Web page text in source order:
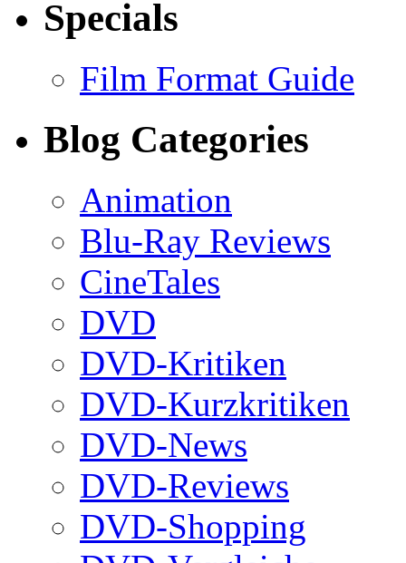
Specials
Film Format Guide
Blog Categories
Animation
Blu-Ray Reviews
CineTales
DVD
DVD-Kritiken
DVD-Kurzkritiken
DVD-News
DVD-Reviews
DVD-Shopping